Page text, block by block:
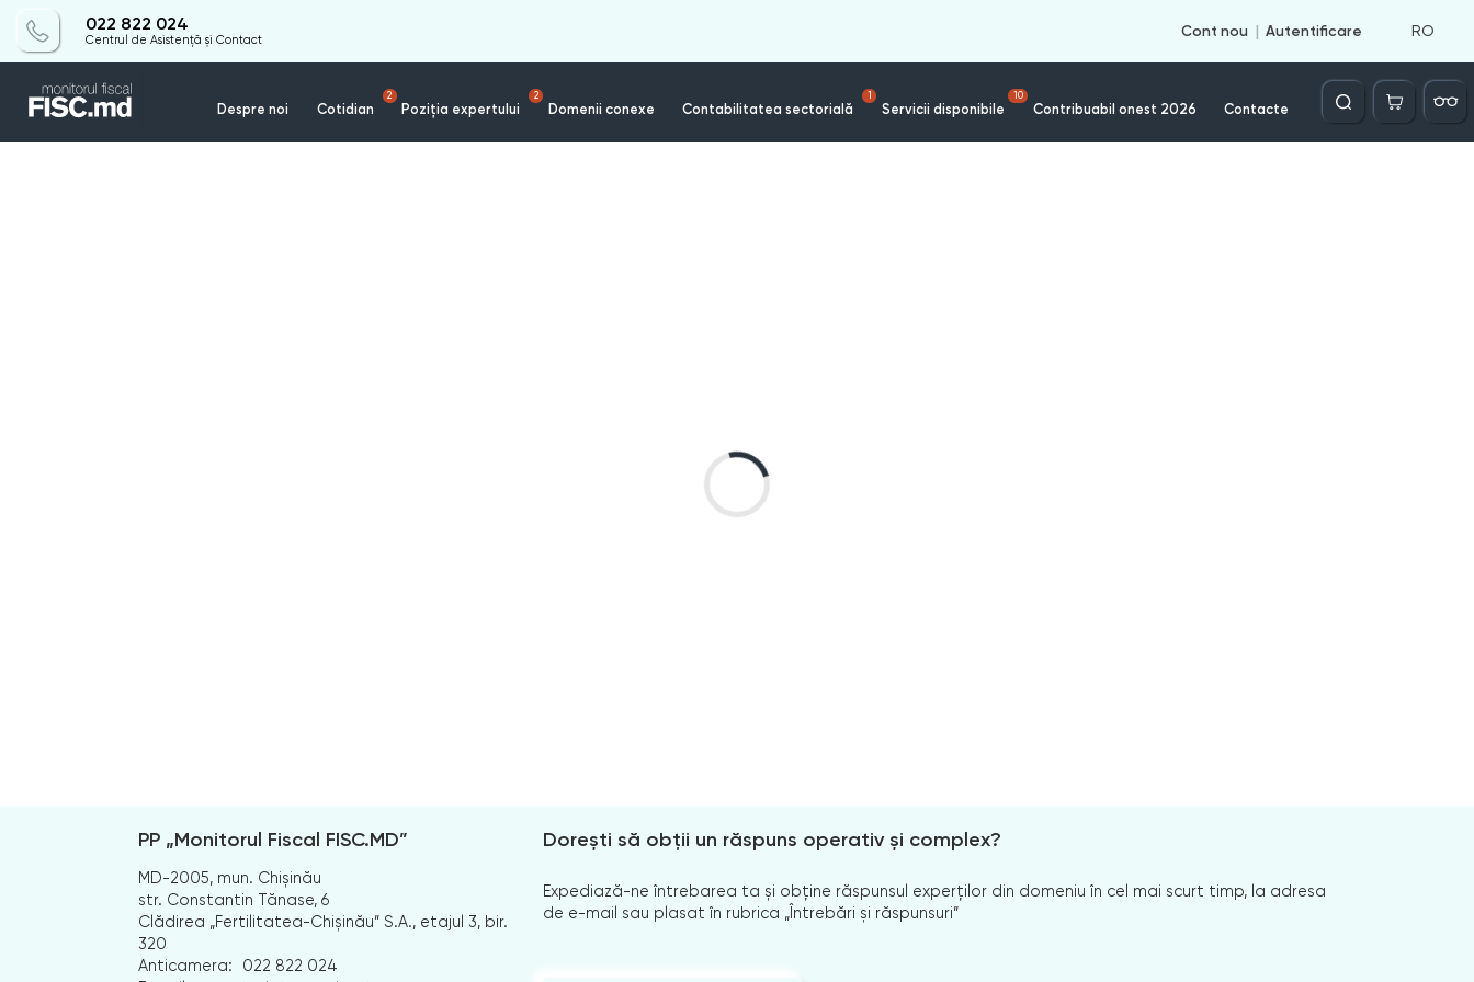
022 822 024
Centrul de Asistență și Contact
Cont nou Autentificare RO
Despre noi Cotidian
2
Poziția expertului
2
Domenii conexe Contabilitatea sectorială
1
Servicii disponibile
10
Contribuabil onest 2026 Contacte
Căutare
PP „Monitorul Fiscal FISC.MD”
MD-2005, mun. Chișinău
str. Constantin Tănase, 6
Clădirea „Fertilitatea-Chișinău” S.A., etajul 3, bir.
320
Anticamera:
022 822 024
Dorești să obții un răspuns operativ și complex?
Expediază-ne întrebarea ta și obține răspunsul experților din domeniu în cel mai scurt timp, la adresa
de e-mail sau plasat în rubrica „Întrebări și răspunsuri”